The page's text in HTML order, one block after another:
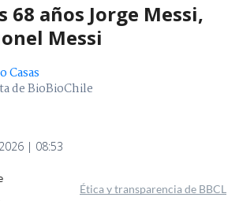
68 años Jorge Messi,
Messi
Casas
de BioBioChile
| 08:53
Ética y transparencia de BBCL